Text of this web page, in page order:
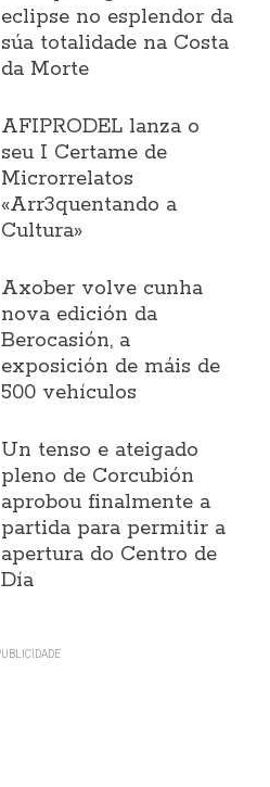
eclipse no esplendor da
súa totalidade na Costa
da Morte
AFIPRODEL lanza o
seu I Certame de
Microrrelatos
«Arr3quentando a
Cultura»
Axober volve cunha
nova edición da
Berocasión, a
exposición de máis de
500 vehículos
Un tenso e ateigado
pleno de Corcubión
aprobou finalmente a
partida para permitir a
apertura do Centro de
Día